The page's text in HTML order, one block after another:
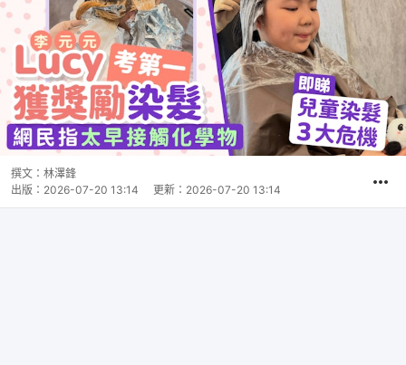
撰文： 林澤鋒
出版： 2026-07-20 13:14 更新： 2026-07-20 13:14